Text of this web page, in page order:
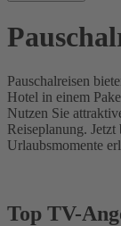
Pauschalreisen
Hotel in einem
Nutzen Sie
Reiseplanung.
Urlaubsmomente
Top TV-